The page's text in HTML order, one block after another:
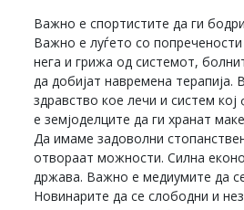
Важно е спортистите да ги
Важно е луѓето со попречености
нега и грижа од системот,
да добијат навремена
здравство кое лечи и систем
е земјоделците да ги хранат
Да имаме задоволни
отвораат можности. Силна
држава. Важно е медиумите да
Новинарите да се слободни и